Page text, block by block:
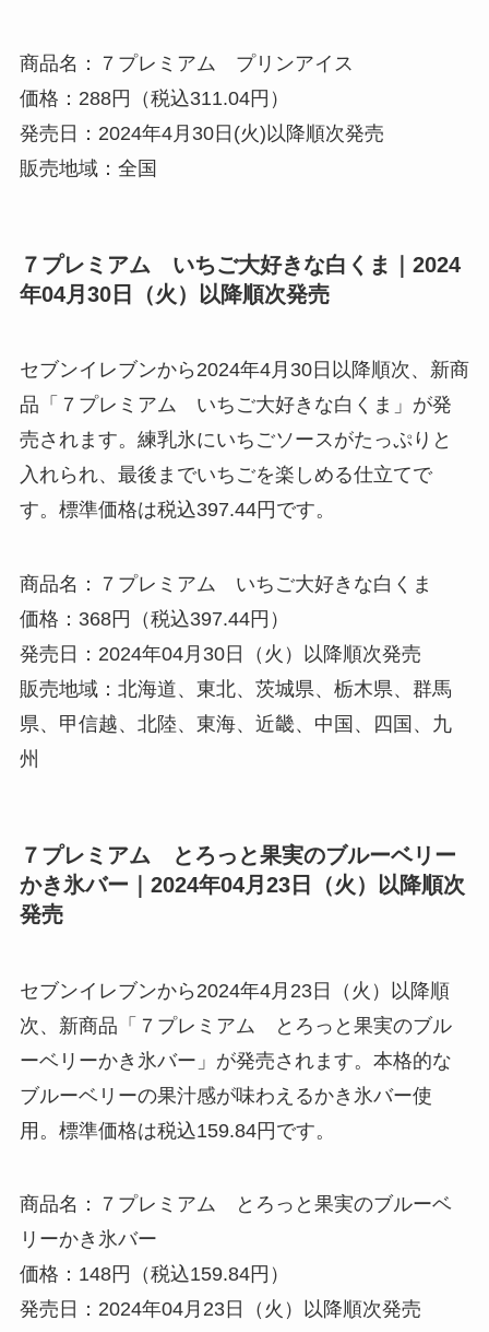
商品名：７プレミアム プリンアイス
価格：288円（税込311.04円）
発売日：2024年4月30日(火)以降順次発売
販売地域：全国
７プレミアム いちご大好きな白くま｜2024
年04月30日（火）以降順次発売
セブンイレブンから2024年4月30日以降順次、新商
品「７プレミアム いちご大好きな白くま」が発
売されます。練乳氷にいちごソースがたっぷりと
入れられ、最後までいちごを楽しめる仕立てで
す。標準価格は税込397.44円です。
商品名：７プレミアム いちご大好きな白くま
価格：368円（税込397.44円）
発売日：2024年04月30日（火）以降順次発売
販売地域：北海道、東北、茨城県、栃木県、群馬
県、甲信越、北陸、東海、近畿、中国、四国、九
州
７プレミアム とろっと果実のブルーベリー
かき氷バー｜2024年04月23日（火）以降順次
発売
セブンイレブンから2024年4月23日（火）以降順
次、新商品「７プレミアム とろっと果実のブル
ーベリーかき氷バー」が発売されます。本格的な
ブルーベリーの果汁感が味わえるかき氷バー使
用。標準価格は税込159.84円です。
商品名：７プレミアム とろっと果実のブルーベ
リーかき氷バー
価格：148円（税込159.84円）
発売日：2024年04月23日（火）以降順次発売